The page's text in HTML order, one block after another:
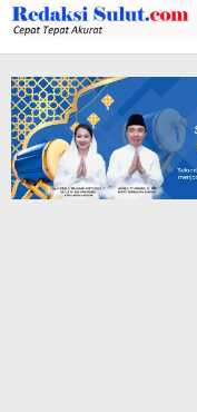
Lewati
ke
konten